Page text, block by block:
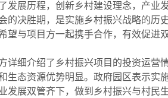
展历程，创新乡村建设理念，产业
的决胜期，是实施乡村振兴战略的历
与项目方一起携手合作，有效促进
细介绍了乡村振兴项目的投资运营
生态资源优势明显。政府园区表示实
发展双管齐下，做到乡村振兴与村民